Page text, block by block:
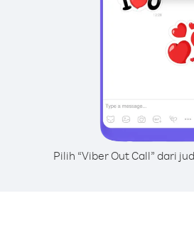
Pilih “Viber Out Call” dari